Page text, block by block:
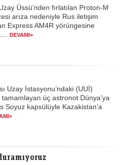
Üssü’nden fırlatılan Proton-M
arıza nedeniyle Rus iletişim
Express AM4R yörüngesine
DEVAMI»
Uzay İstasyonu’ndaki (UUİ)
üç astronot Dünya’ya
Soyuz kapsülüyle Kazakistan’a